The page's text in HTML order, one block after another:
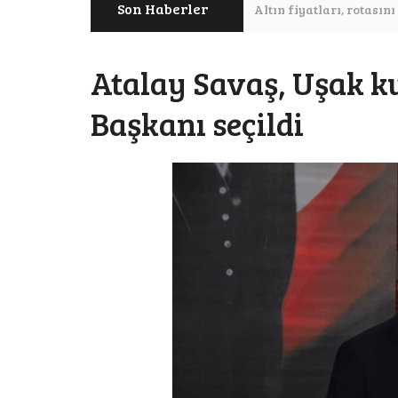
Son Haberler Altın fiyatları,
Ünlü yatırım
Atalay Savaş, Uşak
Başkanı seçildi